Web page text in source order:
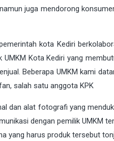
juga mendorong
kota Kediri
Kota Kediri yang
Beberapa UMKM kami
salah satu anggota KPK
dan alat fotografi yang
dengan pemilik UMKM
yang harus produk tersebut